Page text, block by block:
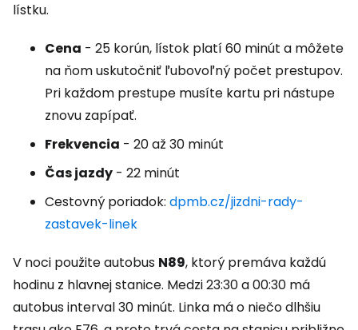
lístku.
Cena - 25 korún, lístok platí 60 minút a môžete
na ňom uskutočniť ľubovoľný počet prestupov.
Pri každom prestupe musíte kartu pri nástupe
znovu zapípať.
Frekvencia - 20 až 30 minút
Čas jazdy - 22 minút
Cestovný poriadok: dpmb.cz/jizdni-rady-
zastavek-linek
V noci použite autobus N89, ktorý premáva každú
hodinu z hlavnej stanice. Medzi 23:30 a 00:30 má
autobus interval 30 minút. Linka má o niečo dlhšiu